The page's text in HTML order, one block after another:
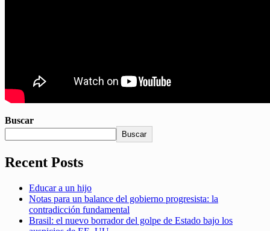
Buscar
Buscar
Recent Posts
Educar a un hijo
Notas para un balance del gobierno progresista: la
contradicción fundamental
Brasil: el nuevo borrador del golpe de Estado bajo los